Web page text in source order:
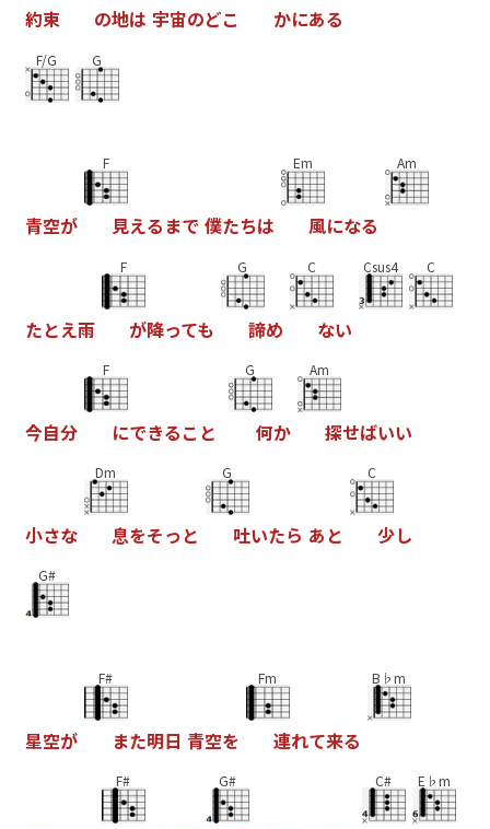
約束 の地は 宇宙のどこ かにある
F/G G
青空が
F
見える まで 僕たちは
Em
風になる
Am
たとえ雨
F
が降っても
G
諦め
C
ない
Csus4 C
今自分
F
にできるこ と
G
何か
Am
探せばいい
小さな
Dm
息をそっ と
G
吐いたら あ と
C
少し
G#
星空が
F#
また明日 青空を
Fm
連れて来る
B♭m
F# G# C# E♭m